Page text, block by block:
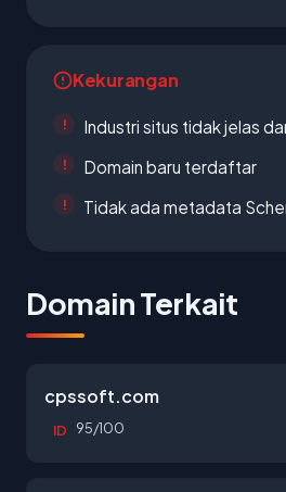
Kekurangan
Industri situs tidak jelas
Domain baru terdaftar
Tidak ada metadata
Domain Terkait
cpssoft.com
ID 95/100